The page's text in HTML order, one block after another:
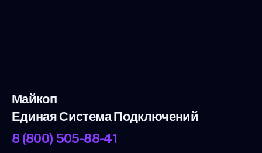
Майкоп
Единая Система Подключений
8 (800) 505-88-41